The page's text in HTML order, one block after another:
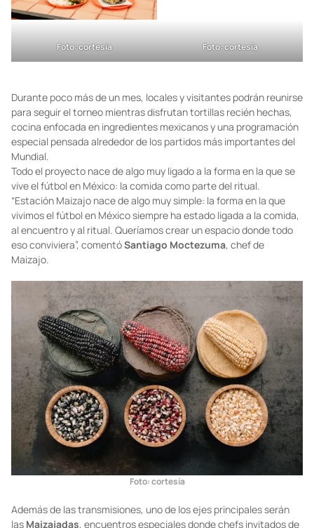
Foto: cortesía Foto: cortesía
Durante poco más de un mes, locales y visitantes podrán reunirse
para seguir el torneo mientras disfrutan tortillas recién hechas,
cocina enfocada en ingredientes mexicanos y una programación
especial pensada alrededor de los partidos más importantes del
Mundial.
Todo el proyecto nace de algo muy ligado a la forma en la que se
vive el fútbol en México: la comida como parte del ritual.
“Estación Maizajo nace de algo muy simple: la forma en la que
vivimos el fútbol en México siempre ha estado ligada a la comida,
al encuentro y al ritual. Queríamos crear un espacio donde todo
eso conviviera”, comentóSantiago Moctezuma, chef de
Maizajo.
Foto: cortesía
Además de las transmisiones, uno de los ejes principales serán
las Maizajadas, encuentros especiales donde chefs invitados de